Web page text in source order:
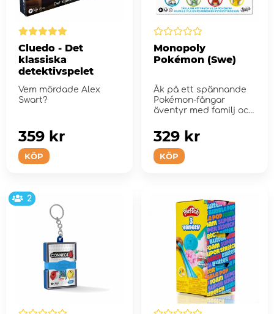
Cluedo - Det
klassiska
detektivspelet
Vem mördade Alex
Swart?
KÖP
359 kr
Monopoly
Pokémon (Swe)
Åk på ett spännande
Pokémon-fångar
äventyr med familj och
KÖP
329 kr
2